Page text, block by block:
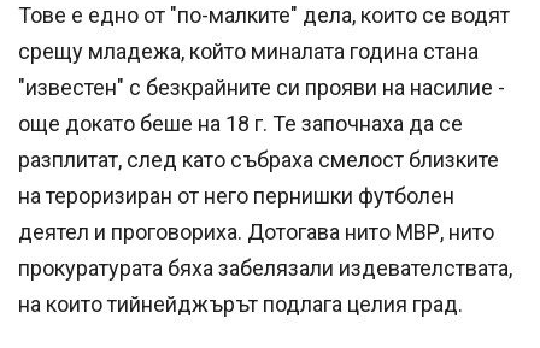
Тове е едно от "по-малките" дела, които се водят
срещу младeжа, който миналата година стана
"известен" с безкрайните си прояви на насилие -
още докато беше на 18 г. Те започнаха да се
разплитат, след като събраха смелост близките
на тероризиран от него пернишки футболен
деятел и проговориха. Дотогава нито МВР, нито
прокуратурата бяха забелязали издевателствата,
на които тийнейджърът подлага целия град.